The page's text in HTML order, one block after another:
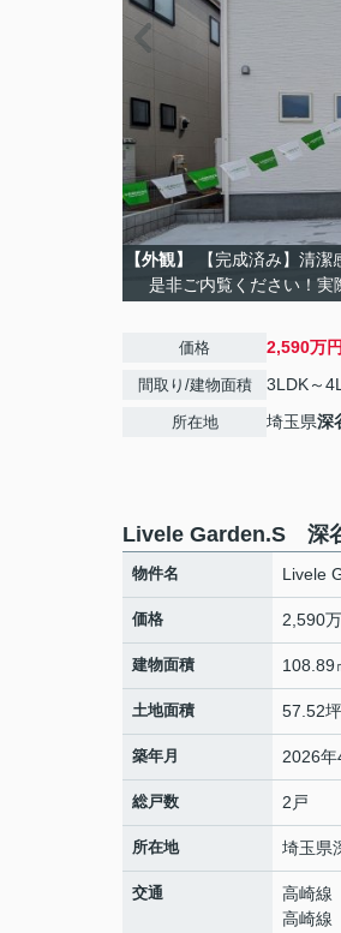
【外観】
【完成済み】清
是非ご内覧ください！実
価格 2,590万
間取り/建物面積 3LDK～
所在地 埼玉県深
Livele Garden.S 深
物件名 Livele
価格 2,590
建物面積 108.89
土地面積 57.52
築年月 2026年
総戸数 2戸
所在地 埼玉県
交通 高崎線
高崎線